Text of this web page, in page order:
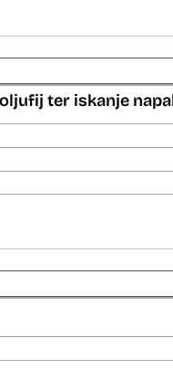
pravice opravljena:
podatke opravljena:
ter iskanje
pravice opravljena: